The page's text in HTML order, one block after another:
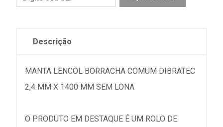
Descrição
MANTA LENCOL BORRACHA COMUM DIBRATEC
2,4 MM X 1400 MM SEM LONA
O PRODUTO EM DESTAQUE É UM ROLO DE